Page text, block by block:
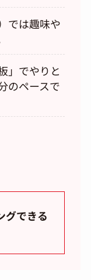
では趣味や
」でやりと
のペースで
グできる